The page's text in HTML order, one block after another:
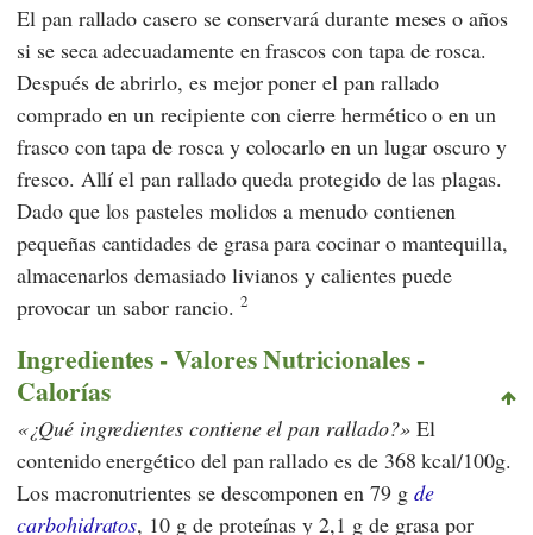
El pan rallado casero se conservará durante meses o años
si se seca adecuadamente en frascos con tapa de rosca.
Después de abrirlo, es mejor poner el pan rallado
comprado en un recipiente con cierre hermético o en un
frasco con tapa de rosca y colocarlo en un lugar oscuro y
fresco. Allí el pan rallado queda protegido de las plagas.
Dado que los pasteles molidos a menudo contienen
pequeñas cantidades de grasa para cocinar o mantequilla,
almacenarlos demasiado livianos y calientes puede
provocar un sabor rancio. 2
Ingredientes - Valores Nutricionales -
Calorías
¿Qué ingredientes contiene el pan rallado? El
contenido energético del pan rallado es de 368 kcal/100g.
Los macronutrientes se descomponen en 79 g de
carbohidratos, 10 g de proteínas y 2,1 g de grasa por